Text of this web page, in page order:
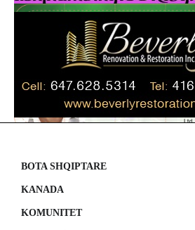
BOTA SHQIPTARE
KANADA
KOMUNITET